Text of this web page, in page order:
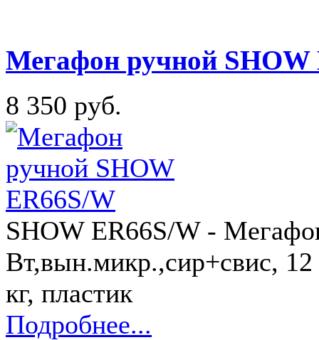
Мегафон ручной SHOW
8 350 руб.
SHOW ER66S/W -
Вт,вын.микр.,сир+свис,
кг, пластик
Подробнее...